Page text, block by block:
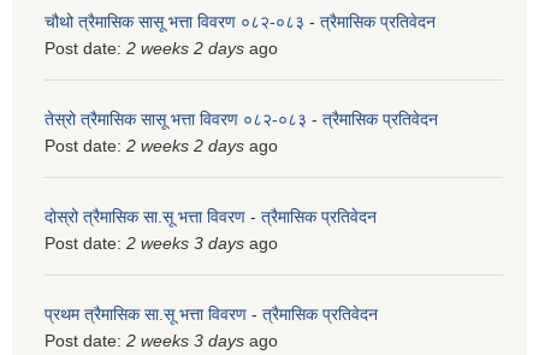
चौथो त्रैमासिक सासू भत्ता विवरण ०८२-०८३ - त्रैमासिक प्रतिवेदन
Post date: 2 weeks 2 days ago
तेस्रो त्रैमासिक सासू भत्ता विवरण ०८२-०८३ - त्रैमासिक प्रतिवेदन
Post date: 2 weeks 2 days ago
दोस्रो त्रैमासिक सा.सू भत्ता विवरण - त्रैमासिक प्रतिवेदन
Post date: 2 weeks 3 days ago
प्रथम त्रैमासिक सा.सू भत्ता विवरण - त्रैमासिक प्रतिवेदन
Post date: 2 weeks 3 days ago